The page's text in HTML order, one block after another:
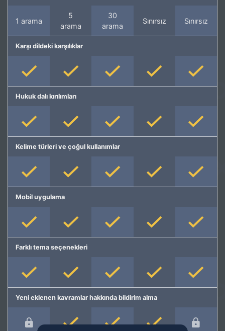
1 arama
5
arama
30
arama
Sınırsız Sınırsız
Karşı dildeki karşılıklar
Hukuk dalı kırılımları
Kelime türleri ve çoğul kullanımlar
Mobil uygulama
Farklı tema seçenekleri
Yeni eklenen kavramlar hakkında bildirim alma